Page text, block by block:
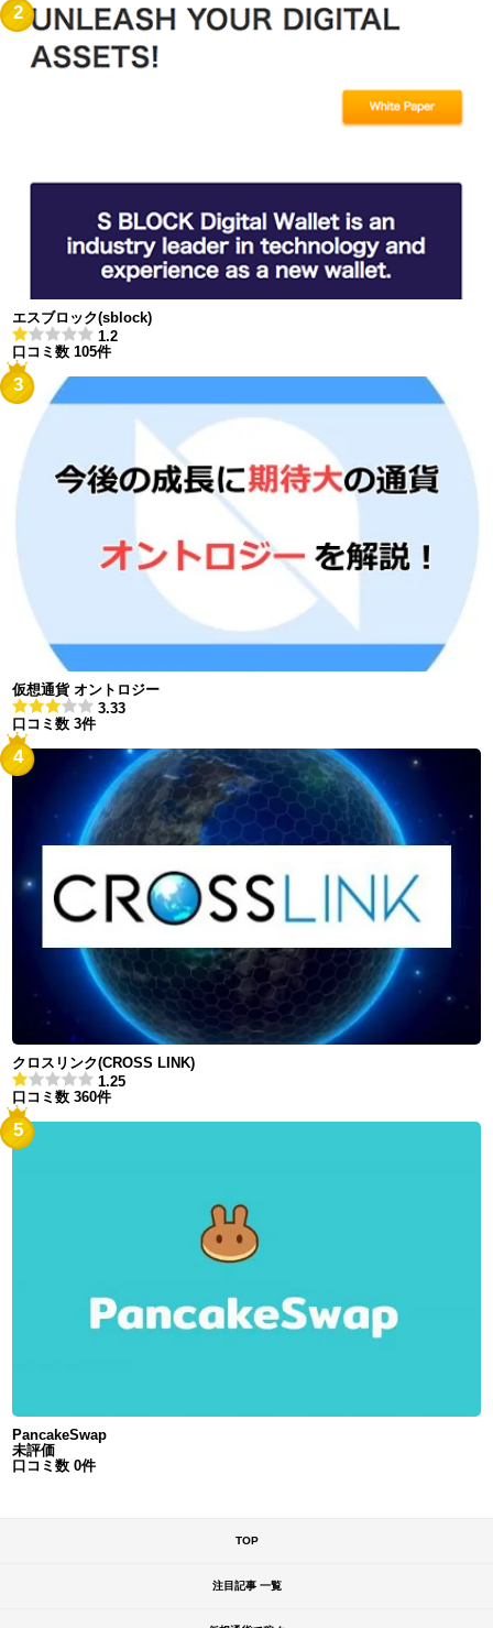
2
エスブロック(sblock)
1.2
口コミ数 105件
3
仮想通貨 オントロジー
3.33
口コミ数 3件
4
クロスリンク(CROSS LINK)
1.25
口コミ数 360件
5
PancakeSwap
未評価
口コミ数 0件
TOP
注目記事 一覧